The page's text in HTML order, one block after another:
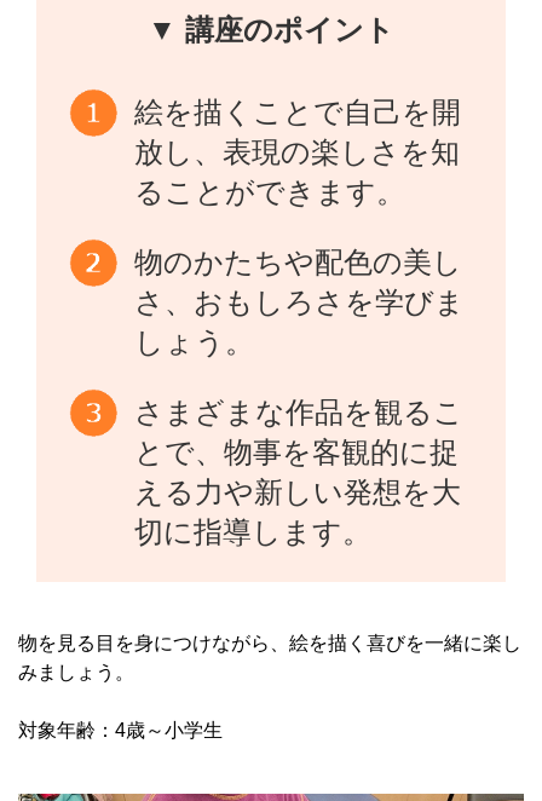
▼ 講座のポイント
絵を描くことで自己を開
放し、表現の楽しさを知
ることができます。
物のかたちや配色の美し
さ、おもしろさを学びま
しょう。
さまざまな作品を観るこ
とで、物事を客観的に捉
える力や新しい発想を大
切に指導します。
物を見る目を身につけながら、絵を描く喜びを一緒に楽し
みましょう。
対象年齢：4歳～小学生